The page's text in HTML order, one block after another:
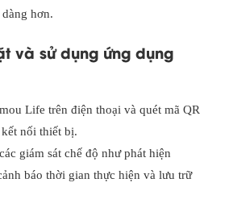
hơn.
và sử dụng ứng dụng
Life trên điện thoại và quét mã QR
nối thiết bị.
giám sát chế độ như phát hiện
báo thời gian thực hiện và lưu trữ